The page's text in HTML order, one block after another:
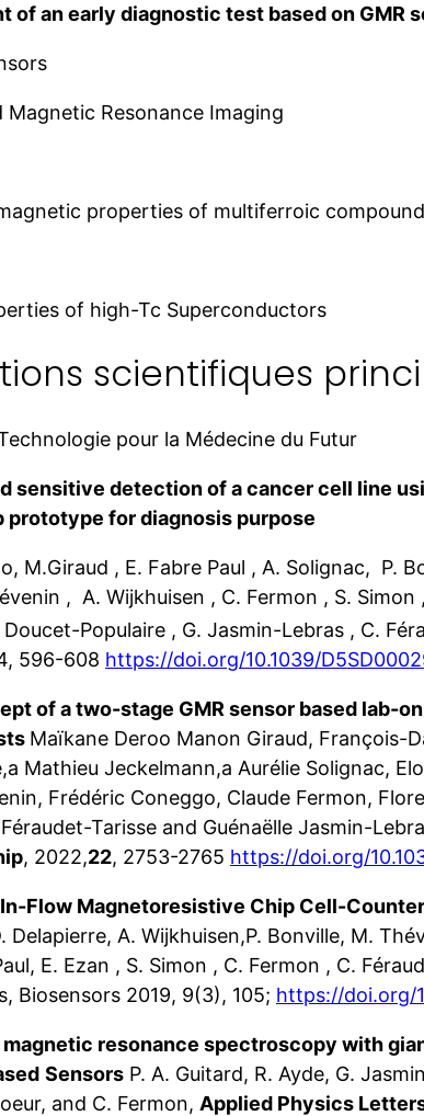
of an early diagnostic test based on GMR
Magnetic Resonance Imaging
properties of multiferroic
of high-Tc Superconductors
scientifiques
pour la Médecine du Futur
sensitive detection of a cancer cell line
prototype for diagnosis purpose
M.Giraud , E. Fabre Paul , A. Solignac, P.
, A. Wijkhuisen , C. Fermon , S. Simon
Doucet-Populaire , G. Jasmin-Lebras , C.
596-608 https://doi.org/10.1039/
of a two-stage GMR sensor based lab-
Maïkane Deroo Manon Giraud, François-
Mathieu Jeckelmann,a Aurélie Solignac,
Frédéric Coneggo, Claude Fermon,
Tarisse and Guénaëlle Jasmin-
, 2022,22, 2753-2765 https://doi.org/
Flow Magnetoresistive Chip Cell-
Delapierre, A. Wijkhuisen,P. Bonville, M.
E. Ezan , S. Simon , C. Fermon , C.
Biosensors 2019, 9(3), 105; https://doi.org/
magnetic resonance spectroscopy with
Sensors P. A. Guitard, R. Ayde, G.
and C. Fermon, Applied Physics